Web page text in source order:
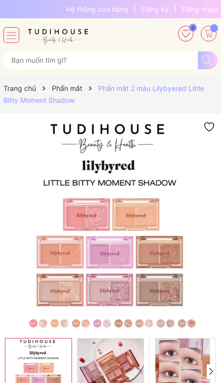
Hệ thống cửa hàng Đăng ký Đăng nhập
0
Trang chủ Phấn mắt
Phấn mắt 2 màu Lilybyered Little
Bitty Moment Shadow